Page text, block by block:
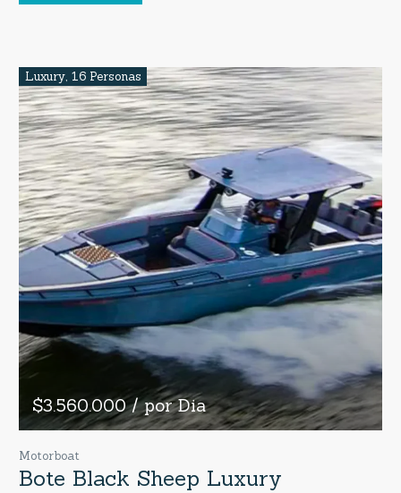
Luxury, 16 Personas
$3.560.000 / por Dia
Motorboat
Bote Black Sheep Luxury